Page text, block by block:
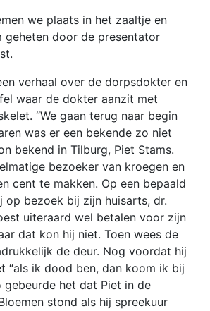
we plaats in het zaaltje en
geheten door de presentator
verhaal over de dorpsdokter en
waar de dokter aanzit met
“We gaan terug naar begin
was er een bekende zo niet
bekend in Tilburg, Piet Stams.
bezoeker van kroegen en
cent te makken. Op een bepaald
op bezoek bij zijn huisarts, dr.
uiteraard wel betalen voor zijn
dat kon hij niet. Toen wees de
de deur. Nog voordat hij
“als ik dood ben, dan koom ik bij
gebeurde het dat Piet in de
stond als hij spreekuur